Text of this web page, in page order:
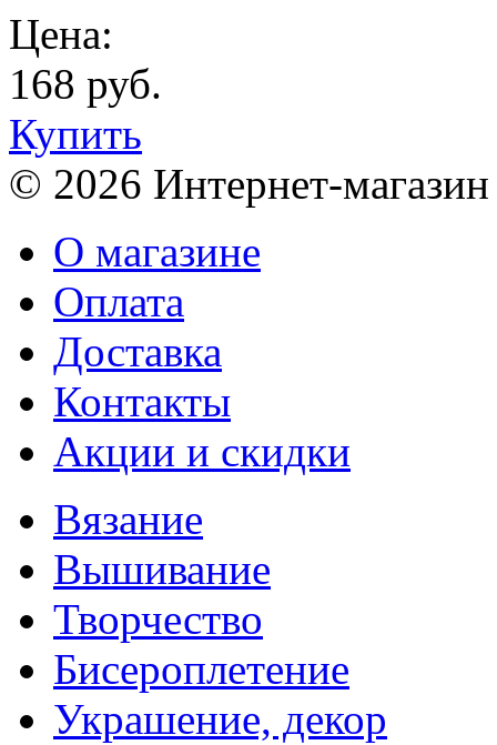
Цена:
168 руб.
Купить
© 2026 Интернет-
О магазине
Оплата
Доставка
Контакты
Акции и скидки
Вязание
Вышивание
Творчество
Бисероплетение
Украшение, декор